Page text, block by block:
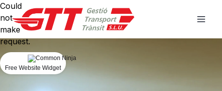
Could
not
make
request.
Free Website Widget